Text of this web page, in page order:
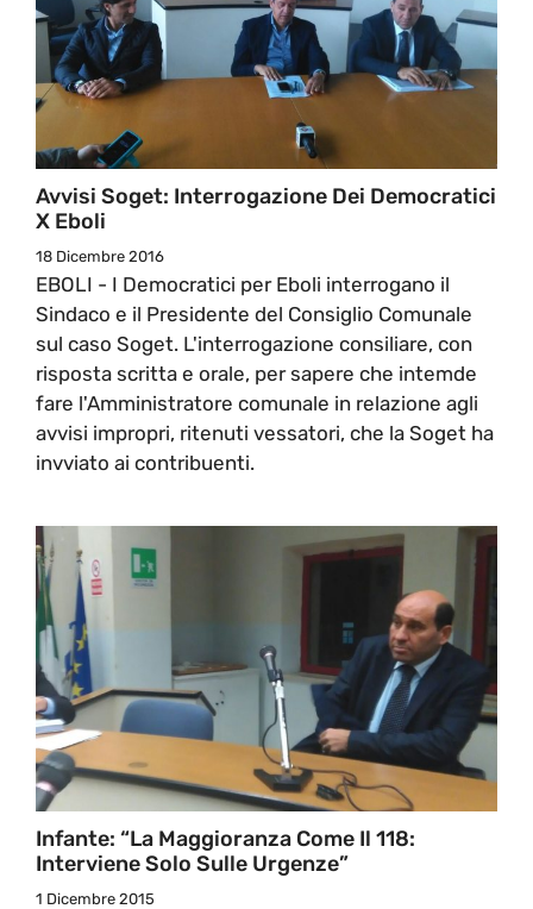
Avvisi Soget: Interrogazione Dei Democratici
X Eboli
18 Dicembre 2016
EBOLI - I Democratici per Eboli interrogano il
Sindaco e il Presidente del Consiglio Comunale
sul caso Soget. L'interrogazione consiliare, con
risposta scritta e orale, per sapere che intemde
fare l'Amministratore comunale in relazione agli
avvisi impropri, ritenuti vessatori, che la Soget ha
invviato ai contribuenti.
Infante: “La Maggioranza Come Il 118:
Interviene Solo Sulle Urgenze”
1 Dicembre 2015